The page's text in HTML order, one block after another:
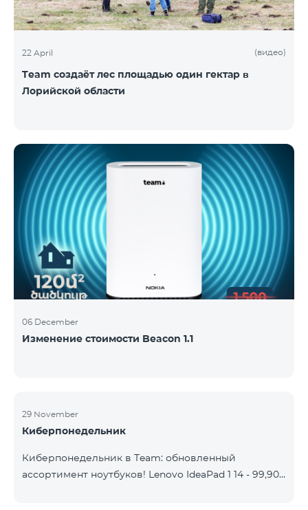
22 April (видео)
Team создаёт лес площадью один гектар в
Лорийской области
06 December
Изменение стоимости Beacon 1.1
29 November
Киберпонедельник
Киберпонедельник в Team: обновленный
ассортимент ноутбуков! Lenovo IdeaPad 1 14 - 99,900